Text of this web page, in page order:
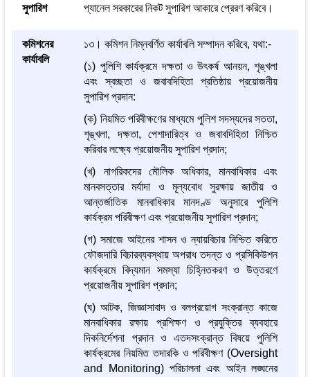
সুপারিশ
প্যানেল সরকারের নিকট সুপারিশ আকারে প্রেরণ করিবে।
কমিশনের
কার্যাবলি
১৩। কমিশন নিম্নবর্ণিত কার্যাবলি সম্পাদন করিবে, যথা:-
(১) পুলিশি কার্যক্রমে দক্ষতা ও উৎকর্ষ আনয়ন, শৃঙ্খলা
এবং স্বচ্ছতা ও জবাবদিহিতা প্রতিষ্ঠায় প্রয়োজনীয়
সুপারিশ প্রদান:
(ক) নিয়মিত পরিবীক্ষণের মাধ্যমে পুলিশ সদস্যদের সততা,
শৃঙ্খলা, দক্ষতা, পেশাদারিত্ব ও জবাবদিহিতা নিশ্চিত
করিবার লক্ষ্যে প্রয়োজনীয় সুপারিশ প্রদান;
(খ) নাগরিকদের মৌলিক অধিকার, মানবাধিকার এবং
মানবসত্তার মর্যাদা ও মূল্যবোধ সুরক্ষায় জাতীয় ও
আন্তর্জাতিক মানবাধিকার মানদণ্ড অনুসারে পুলিশি
কার্যক্রম পরিবীক্ষণ এবং প্রয়োজনীয় সুপারিশ প্রদান;
(গ) সমাজে আইনের শাসন ও ন্যায়বিচার নিশ্চিত করিতে
ফৌজদারি বিচারব্যবস্থায় অপরাধ তদন্ত ও প্রসিকিউশন
কার্যক্রমে বিদ্যমান সমস্যা চিহ্নিতকরণ ও উত্তরণে
প্রয়োজনীয় সুপারিশ প্রদান;
(ঘ) আটক, জিজ্ঞাসাবাদ ও বলপ্রয়োগ সংক্রান্ত কাজে
মানবাধিকার রক্ষায় প্রশিক্ষণ ও প্রযুক্তির ব্যবহারে
দিকনির্দেশনা প্রদান ও এতদসংক্রান্ত বিষয়ে পুলিশি
কার্যক্রমের নিয়মিত তদারকি ও পরিবীক্ষণ (Oversight
and Monitoring) পরিচালনা এবং আইন লঙ্ঘনের